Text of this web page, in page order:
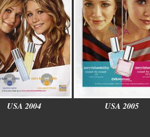
USA 2004 USA 2005